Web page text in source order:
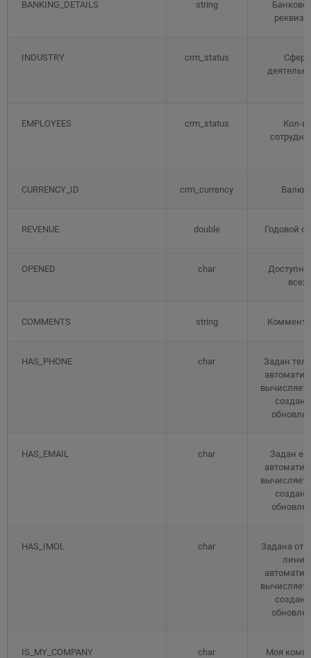
BANKING_DETAILS string
INDUSTRY crm_status
Сфера
EMPLOYEES crm_status
Кол-во
CURRENCY_ID crm_currency
REVENUE double Годовой
OPENED char
Доступна
всех
COMMENTS string
HAS_PHONE char
Задан
HAS_EMAIL char
Задан e-
HAS_IMOL char
Задана
IS_MY_COMPANY char Моя